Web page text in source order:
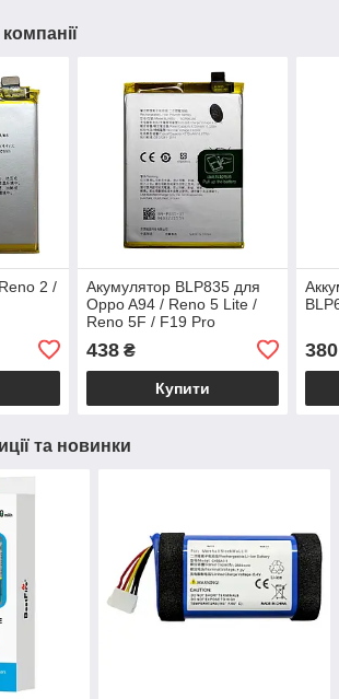
2 /
Акумулятор BLP835 для
Oppo A94 / Reno 5 Lite /
Reno 5F / F19 Pro
438₴
Купити
380
та новинки